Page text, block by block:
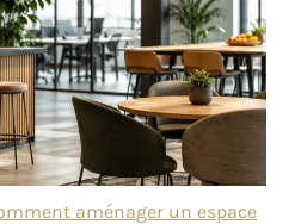
aménager un espace